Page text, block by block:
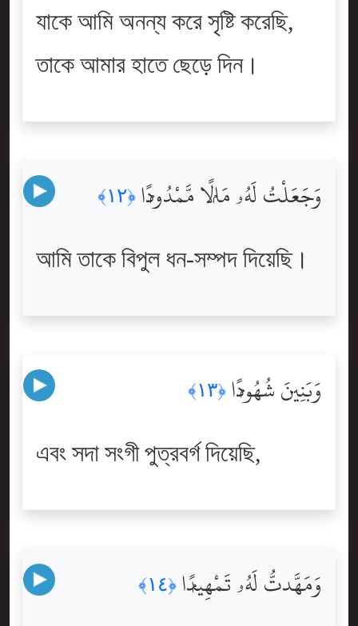
যাকে আমি অনন্য করে সৃষ্টি করেছি,
তাকে আমার হাতে ছেড়ে দিন।
وَجَعَلْتُ لَهُۥ مَالًۭا مَّمْدُودًۭا ﴿١٢﴾
আমি তাকে বিপুল ধন-সম্পদ দিয়েছি।
وَبَنِينَ شُهُودًۭا ﴿١٣﴾
এবং সদা সংগী পুত্রবর্গ দিয়েছি,
وَمَهَّدتُّ لَهُۥ تَمْهِيدًۭا ﴿١٤﴾